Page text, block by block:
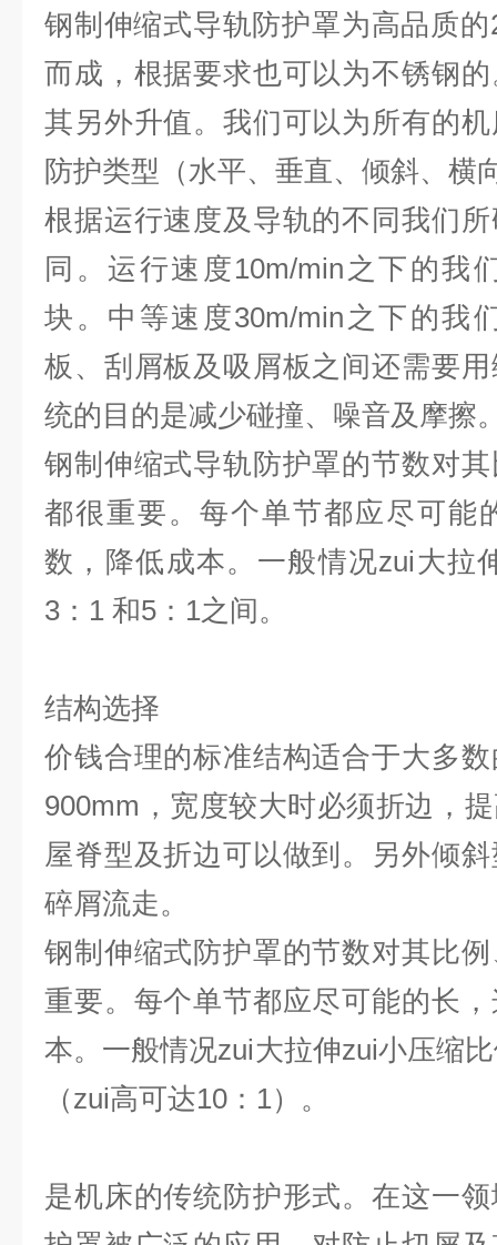
钢制伸缩式导轨防护罩为高品质
而成，根据要求也可以为不锈钢
其另外升值。我们可以为所有的
防护类型（水平、垂直、倾斜、横
根据运行速度及导轨的不同我们
同。运行速度10m/min之下的我
块。中等速度30m/min之下的我
板、刮屑板及吸屑板之间还需要
统的目的是减少碰撞、噪音及摩擦
钢制伸缩式导轨防护罩的节数对
都很重要。每个单节都应尽可能
数，降低成本。一般情况zui大拉
3：1 和5：1之间。
结构选择
价钱合理的标准结构适合于大多
900mm，宽度较大时必须折边，
屋脊型及折边可以做到。另外倾
碎屑流走。
钢制伸缩式防护罩的节数对其比
重要。每个单节都应尽可能的长
本。一般情况zui大拉伸zui小压缩
（zui高可达10：1）。
是机床的传统防护形式。在这一